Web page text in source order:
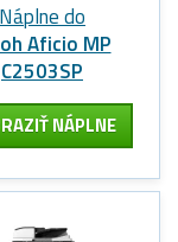
Náplne do
Aficio MP
C2503SP
NÁPLNE